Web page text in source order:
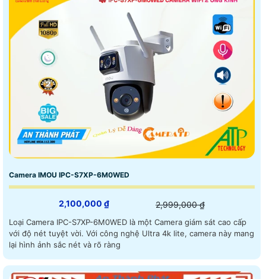
Camera IMOU IPC-S7XP-6M0WED
2,100,000 ₫ 2,999,000 ₫
Loại Camera IPC-S7XP-6M0WED là một Camera giám sát cao cấp
với độ nét tuyệt vời. Với công nghệ Ultra 4k lite, camera này mang
lại hình ảnh sắc nét và rõ ràng